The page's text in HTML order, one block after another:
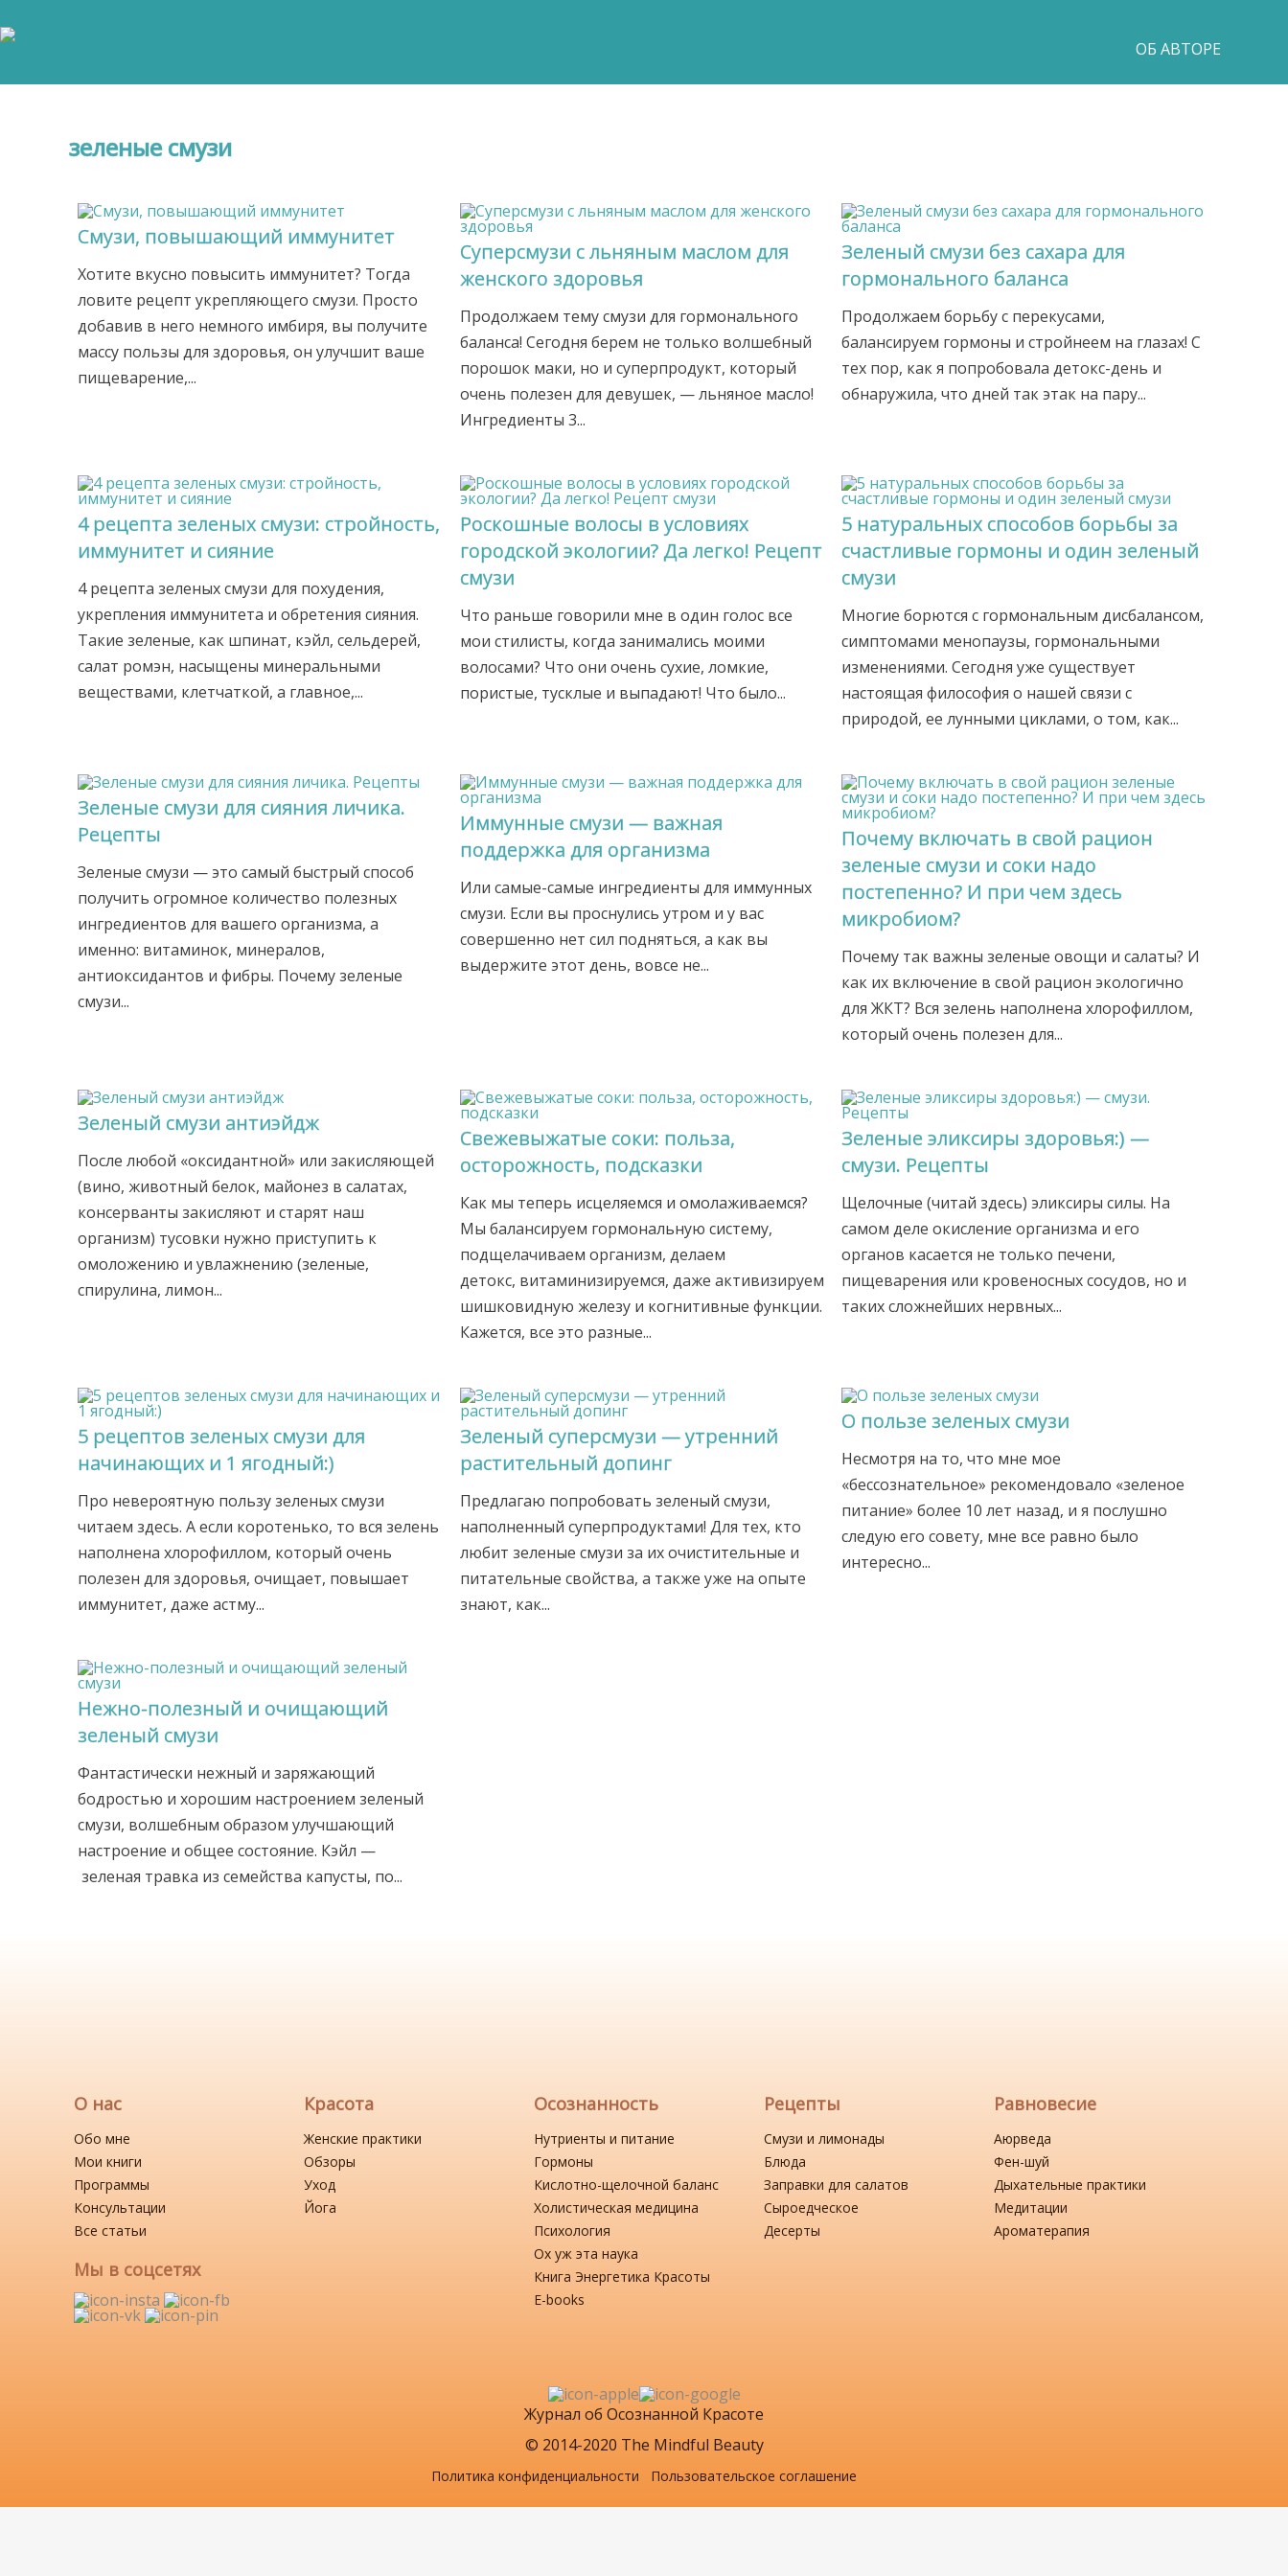
ОБ АВТОРЕ
зеленые смузи
Смузи, повышающий иммунитет
Хотите вкусно повысить иммунитет? Тогда
ловите рецепт укрепляющего смузи. Просто
добавив в него немного имбиря, вы получите
массу пользы для здоровья, он улучшит ваше
пищеварение,...
Суперсмузи с льняным маслом для
женского здоровья
Продолжаем тему смузи для гормонального
баланса! Сегодня берем не только волшебный
порошок маки, но и суперпродукт, который
очень полезен для девушек, — льняное масло!
Ингредиенты 3...
Зеленый смузи без сахара для
гормонального баланса
Продолжаем борьбу с перекусами,
балансируем гормоны и стройнеем на глазах! С
тех пор, как я попробовала детокс-день и
обнаружила, что дней так этак на пару...
4 рецепта зеленых смузи: стройность,
иммунитет и сияние
4 рецепта зеленых смузи для похудения,
укрепления иммунитета и обретения сияния.
Такие зеленые, как шпинат, кэйл, сельдерей,
салат ромэн, насыщены минеральными
веществами, клетчаткой, а главное,...
Роскошные волосы в условиях
городской экологии? Да легко! Рецепт
смузи
Что раньше говорили мне в один голос все
мои стилисты, когда занимались моими
волосами? Что они очень сухие, ломкие,
пористые, тусклые и выпадают! Что было...
5 натуральных способов борьбы за
счастливые гормоны и один зеленый
смузи
Многие борются с гормональным дисбалансом,
симптомами менопаузы, гормональными
изменениями. Сегодня уже существует
настоящая философия о нашей связи с
природой, ее лунными циклами, о том, как...
Зеленые смузи для сияния личика.
Рецепты
Зеленые смузи — это самый быстрый способ
получить огромное количество полезных
ингредиентов для вашего организма, а
именно: витаминок, минералов,
антиоксидантов и фибры. Почему зеленые
смузи...
Иммунные смузи — важная
поддержка для организма
Или самые-самые ингредиенты для иммунных
смузи. Если вы проснулись утром и у вас
совершенно нет сил подняться, а как вы
выдержите этот день, вовсе не...
Почему включать в свой рацион
зеленые смузи и соки надо
постепенно? И при чем здесь
микробиом?
Почему так важны зеленые овощи и салаты? И
как их включение в свой рацион экологично
для ЖКТ? Вся зелень наполнена хлорофиллом,
который очень полезен для...
Зеленый смузи антиэйдж
После любой «оксидантной» или закисляющей
(вино, животный белок, майонез в салатах,
консерванты закисляют и старят наш
организм) тусовки нужно приступить к
омоложению и увлажнению (зеленые,
спирулина, лимон...
Свежевыжатые соки: польза,
осторожность, подсказки
Как мы теперь исцеляемся и омолаживаемся?
Мы балансируем гормональную систему,
подщелачиваем организм, делаем
детокс, витаминизируемся, даже активизируем
шишковидную железу и когнитивные функции.
Кажется, все это разные...
Зеленые эликсиры здоровья:) —
смузи. Рецепты
Щелочные (читай здесь) эликсиры силы. На
самом деле окисление организма и его
органов касается не только печени,
пищеварения или кровеносных сосудов, но и
таких сложнейших нервных...
5 рецептов зеленых смузи для
начинающих и 1 ягодный:)
Про невероятную пользу зеленых смузи
читаем здесь. А если коротенько, то вся зелень
наполнена хлорофиллом, который очень
полезен для здоровья, очищает, повышает
иммунитет, даже астму...
Зеленый суперсмузи — утренний
растительный допинг
Предлагаю попробовать зеленый смузи,
наполненный суперпродуктами! Для тех, кто
любит зеленые смузи за их очистительные и
питательные свойства, а также уже на опыте
знают, как...
О пользе зеленых смузи
Несмотря на то, что мне мое
«бессознательное» рекомендовало «зеленое
питание» более 10 лет назад, и я послушно
следую его совету, мне все равно было
интересно...
Нежно-полезный и очищающий
зеленый смузи
Фантастически нежный и заряжающий
бодростью и хорошим настроением зеленый
смузи, волшебным образом улучшающий
настроение и общее состояние. Кэйл —
зеленая травка из семейства капусты, по...
О нас
Обо мне
Мои книги
Программы
Консультации
Все статьи
Мы в соцсетях
Красота
Женские практики
Обзоры
Уход
Йога
Осознанность
Нутриенты и питание
Гормоны
Кислотно-щелочной баланс
Холистическая медицина
Психология
Ох уж эта наука
Книга Энергетика Красоты
Е-books
Рецепты
Смузи и лимонады
Блюда
Заправки для салатов
Сыроедческое
Десерты
Равновесие
Аюрведа
Фен-шуй
Дыхательные практики
Медитации
Ароматерапия
Журнал об Осознанной Красоте
© 2014-2020 The Mindful Beauty
Политика конфиденциальности Пользовательское соглашение